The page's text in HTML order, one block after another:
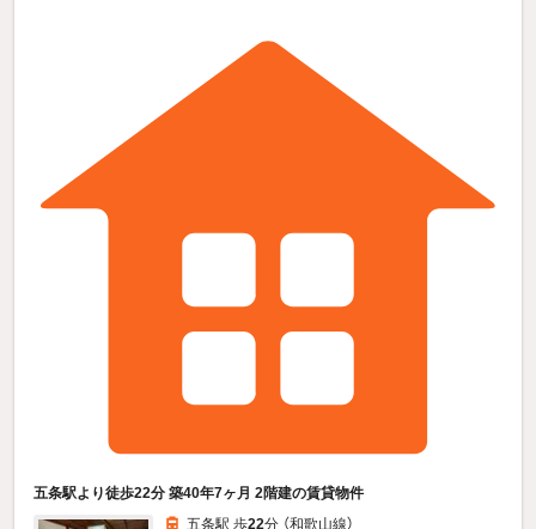
五条駅より徒歩22分 築40年7ヶ月 2階建の賃貸物件
五条駅 歩22分 （和歌山線）